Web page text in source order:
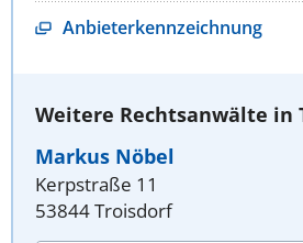
Anbieterkennzeichnung
Weitere Rechtsanwälte in
Markus Nöbel
Kerpstraße 11
53844 Troisdorf